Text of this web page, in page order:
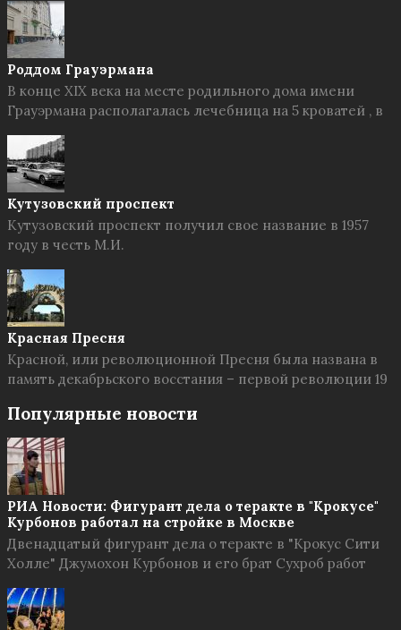
Роддом Грауэрмана
В конце XIX века на месте родильного дома имени
Грауэрмана располагалась лечебница на 5 кроватей , в
Кутузовский проспект
Кутузовский проспект получил свое название в 1957
году в честь М.И.
Красная Пресня
Красной, или революционной Пресня была названа в
память декабрьского восстания – первой революции 19
Популярные новости
РИА Новости: Фигурант дела о теракте в "Крокусе"
Курбонов работал на стройке в Москве
Двенадцатый фигурант дела о теракте в "Крокус Сити
Холле" Джумохон Курбонов и его брат Сухроб работ